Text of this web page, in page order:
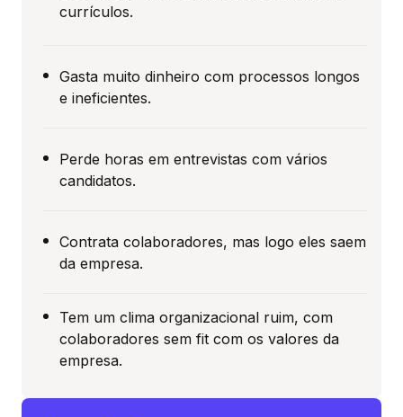
currículos.
Gasta muito dinheiro com processos longos
e ineficientes.
Perde horas em entrevistas com vários
candidatos.
Contrata colaboradores, mas logo eles saem
da empresa.
Tem um clima organizacional ruim, com
colaboradores sem fit com os valores da
empresa.